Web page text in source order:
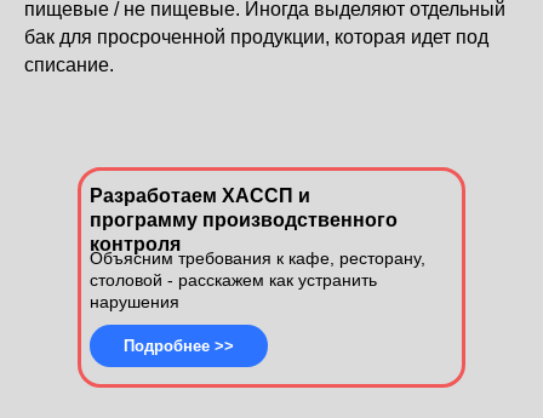
пищевые / не пищевые. Иногда выделяют отдельный
бак для просроченной продукции, которая идет под
списание.
Разработаем ХАССП и
программу производственного
контроля
Объясним требования к кафе, ресторану,
столовой - расскажем как устранить
нарушения
Подробнее >>